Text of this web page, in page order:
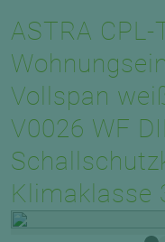
ASTRA
Vollspan
V0026 WF
Klimaklasse